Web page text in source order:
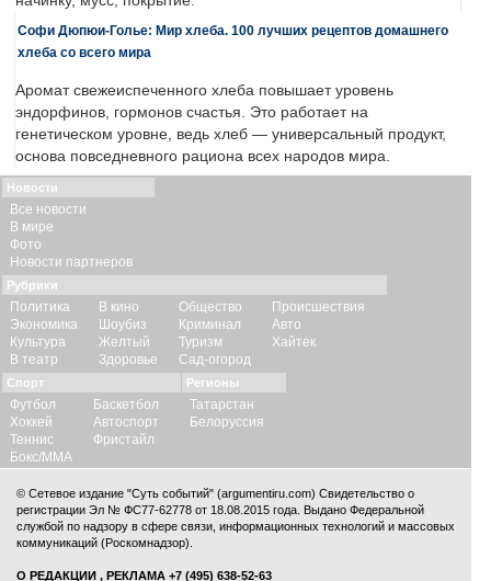
Софи Дюпюи-Голье: Мир хлеба. 100 лучших рецептов домашнего
хлеба со всего мира
Аромат свежеиспеченного хлеба повышает уровень
эндорфинов, гормонов счастья. Это работает на
генетическом уровне, ведь хлеб — универсальный продукт,
основа повседневного рациона всех народов мира.
Новости
Все новости
В мире
Фото
Новости партнеров
Рубрики
Политика
Экономика
Культура
В театр
В кино
Шоубиз
Желтый
Здоровье
Общество
Криминал
Туризм
Сад-огород
Происшествия
Авто
Хайтек
Спорт
Футбол
Хоккей
Теннис
Бокс/ММА
Баскетбол
Автоспорт
Фристайл
Регионы
Татарстан
Белоруссия
© Сетевое издание "Суть событий" (argumentiru.com) Свидетельство о
регистрации Эл № ФС77-62778 от 18.08.2015 года. Выдано Федеральной
службой по надзору в сфере связи, информационных технологий и массовых
коммуникаций (Роскомнадзор).
О РЕДАКЦИИ , РЕКЛАМА +7 (495) 638-52-63